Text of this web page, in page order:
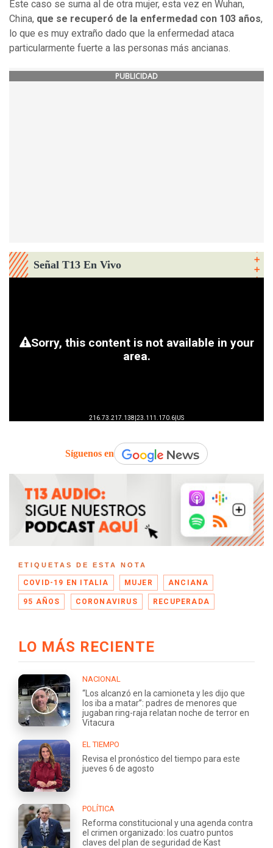
Este caso se suma al de otra mujer, esta vez en Wuhan,
China, que se recuperó de la enfermedad con 103 años,
lo que es muy extraño dado que la enfermedad ataca
particularmente fuerte a las personas más ancianas.
PUBLICIDAD
Señal T13 En Vivo
Síguenos en
ETIQUETAS DE ESTA NOTA
COVID-19 EN ITALIA MUJER ANCIANA
95 AÑOS CORONAVIRUS RECUPERADA
LO MÁS RECIENTE
NACIONAL
“Los alcanzó en la camioneta y les dijo que
los iba a matar”: padres de menores que
jugaban ring-raja relatan noche de terror en
Vitacura
EL TIEMPO
Revisa el pronóstico del tiempo para este
jueves 6 de agosto
POLÍTICA
Reforma constitucional y una agenda contra
el crimen organizado: los cuatro puntos
claves del plan de seguridad de Kast